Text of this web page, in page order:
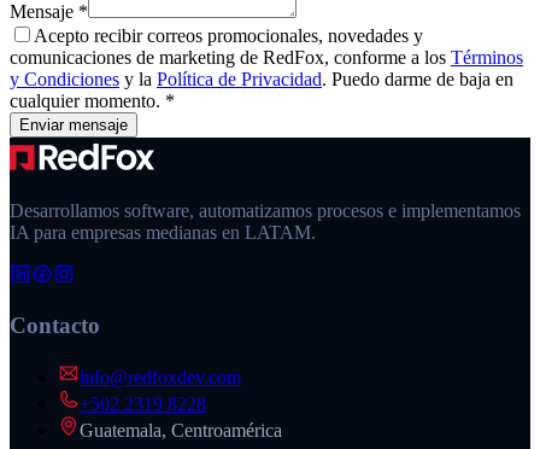
Mensaje *
Acepto recibir correos promocionales, novedades y
comunicaciones de marketing de RedFox, conforme a los Términos
y Condiciones y la Política de Privacidad. Puedo darme de baja en
cualquier momento. *
Enviar mensaje
Desarrollamos software, automatizamos procesos e implementamos
IA para empresas medianas en LATAM.
Contacto
info@redfoxdev.com
+502 2319 8228
Guatemala, Centroamérica